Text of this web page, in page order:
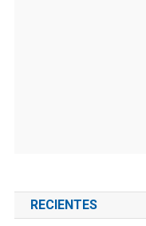
RECIENTES